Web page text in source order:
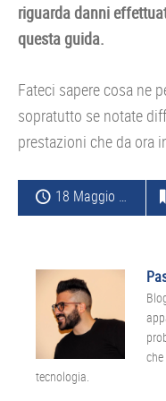
riguarda danni
questa guida.
Fateci sapere cosa ne
sopratutto se notate
prestazioni che da ora
18 Maggio 2012
tecnologia.